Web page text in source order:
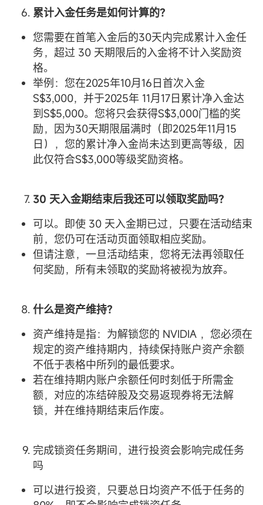
累计入金任务是如何计算的？
您需要在首笔入金后的30天内完成累计入金任
务，超过 30 天期限后的入金将不计入奖励资
格。
举例：您在2025年10月16日首次入金
S$3,000，并于2025年 11月17日累计净入金达
到S$5,000。您将只会获得S$3,000门槛的奖
励，因为30天期限届满时（即2025年11月15
日），您的累计净入金尚未达到更高等级，因
此仅符合S$3,000等级奖励资格。
30 天入金期结束后我还可以领取奖励吗？
可以。即使 30 天入金期已过，只要在活动结束
前，您仍可在活动页面领取相应奖励。
但请注意，一旦活动结束，您将无法再领取任
何奖励，所有未领取的奖励将被视为放弃。
什么是资产维持？
资产维持是指：为解锁您的 NVIDIA ，您必须在
规定的资产维持期内，持续保持账户资产余额
不低于表格中所列的最低要求。
若在维持期内账户余额任何时刻低于所需金
额，对应的冻结碎股及交易返现券将无法解
锁，并在维持期结束后作废。
完成锁资任务期间，进行投资会影响完成任务
吗
可以进行投资，只要总日均资产不低于任务的